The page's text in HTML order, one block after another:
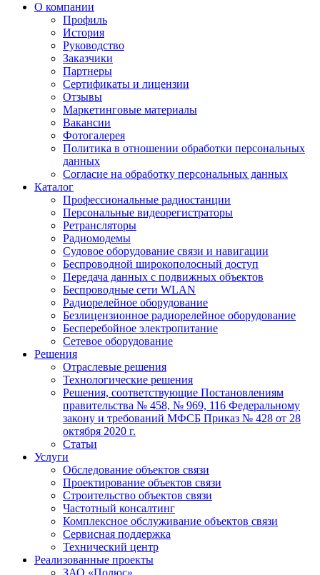
О компании
Профиль
История
Руководство
Заказчики
Партнеры
Сертификаты и лицензии
Отзывы
Маркетинговые материалы
Вакансии
Фотогалерея
Политика в отношении обработки персональных
данных
Согласие на обработку персональных данных
Каталог
Профессиональные радиостанции
Персональные видеорегистраторы
Ретрансляторы
Радиомодемы
Судовое оборудование связи и навигации
Беспроводной широкополосный доступ
Передача данных с подвижных объектов
Беспроводные сети WLAN
Радиорелейное оборудование
Безлицензионное радиорелейное оборудование
Бесперебойное электропитание
Сетевое оборудование
Решения
Отраслевые решения
Технологические решения
Решения, соответствующие Постановлениям
правительства № 458, № 969, 116 Федеральному
закону и требований МФСБ Приказ № 428 от 28
октября 2020 г.
Статьи
Услуги
Обследование объектов связи
Проектирование объектов связи
Строительство объектов связи
Частотный консалтинг
Комплексное обслуживание объектов связи
Сервисная поддержка
Технический центр
Реализованные проекты